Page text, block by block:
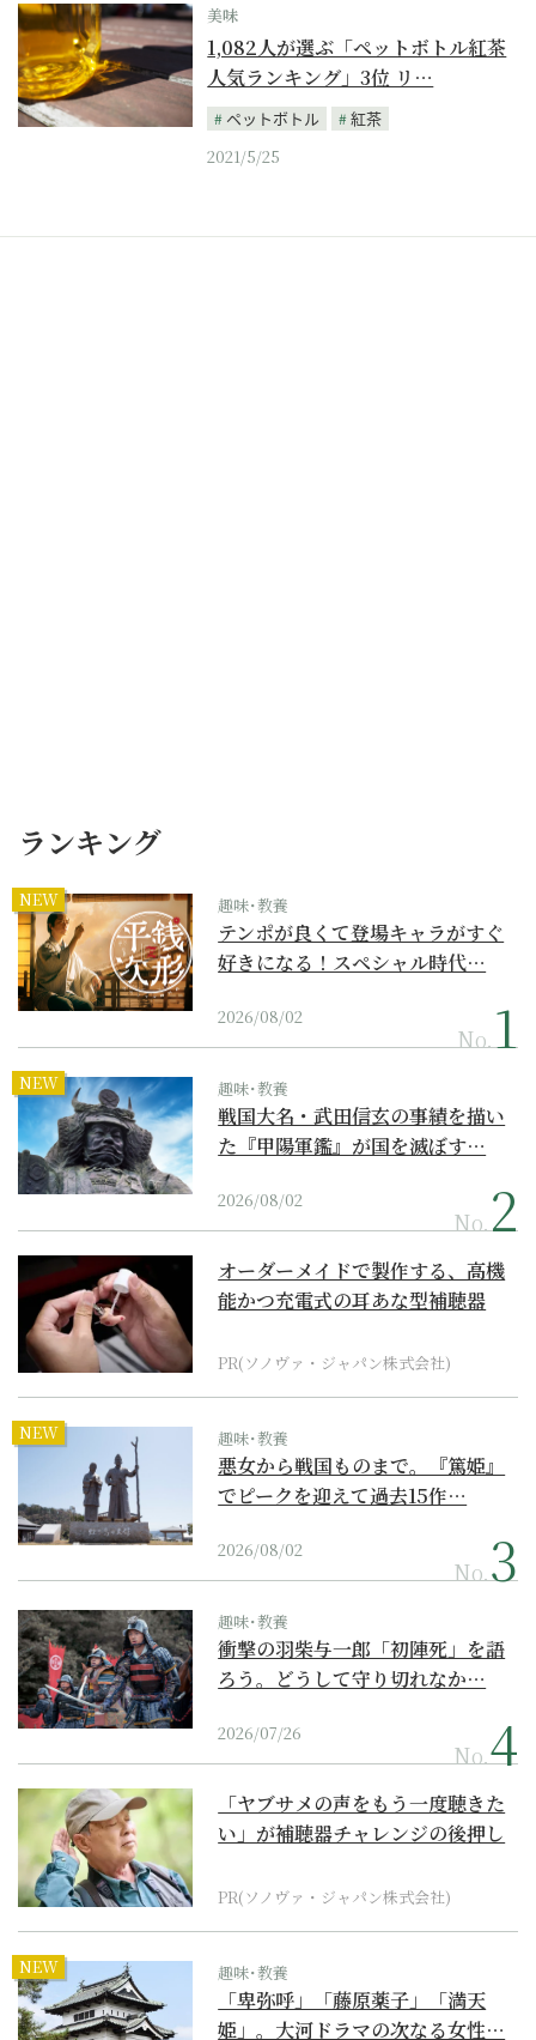
美味
1,082人が選ぶ「ペットボトル紅茶
人気ランキング」3位 リ…
ペットボトル
紅茶
2021/5/25
ランキング
NEW 趣味･教養
テンポが良くて登場キャラがすぐ
好きになる！スペシャル時代…
2026/08/02
No.
NEW 趣味･教養
戦国大名・武田信玄の事績を描い
た『甲陽軍鑑』が国を滅ぼす…
2026/08/02
No.
オーダーメイドで製作する、高機
能かつ充電式の耳あな型補聴器
PR(ソノヴァ・ジャパン株式会社)
NEW 趣味･教養
悪女から戦国ものまで。『篤姫』
でピークを迎えて過去15作…
2026/08/02
No.
趣味･教養
衝撃の羽柴与一郎「初陣死」を語
ろう。どうして守り切れなか…
2026/07/26
No.
「ヤブサメの声をもう一度聴きた
い」が補聴器チャレンジの後押し
PR(ソノヴァ・ジャパン株式会社)
NEW 趣味･教養
「卑弥呼」「藤原薬子」「満天
姫」。大河ドラマの次なる女性…